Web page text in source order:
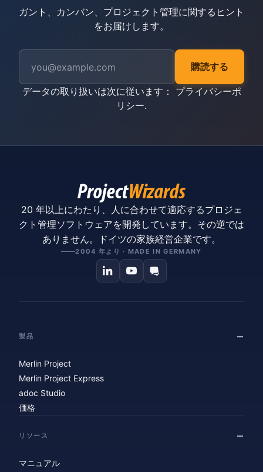
ガント、カンバン、プロジェクト管理に関するヒント
をお届けします。
購読する
データの取り扱いは次に従います： プライバシーポ
リシー.
20 年以上にわたり、人に合わせて適応するプロジェ
クト管理ソフトウェアを開発しています。その逆では
ありません。ドイツの家族経営企業です。
2004 年より · MADE IN GERMANY
製品
Merlin Project
Merlin Project Express
adoc Studio
価格
リソース
マニュアル